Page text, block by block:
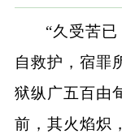
“久受苦
自救护，宿罪
狱纵广五百由
前，其火焰炽